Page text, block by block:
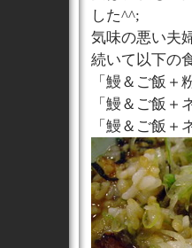
した^^;
気味の悪い夫
続いて以下の
「鰻＆ご飯＋
「鰻＆ご飯＋
「鰻＆ご飯＋